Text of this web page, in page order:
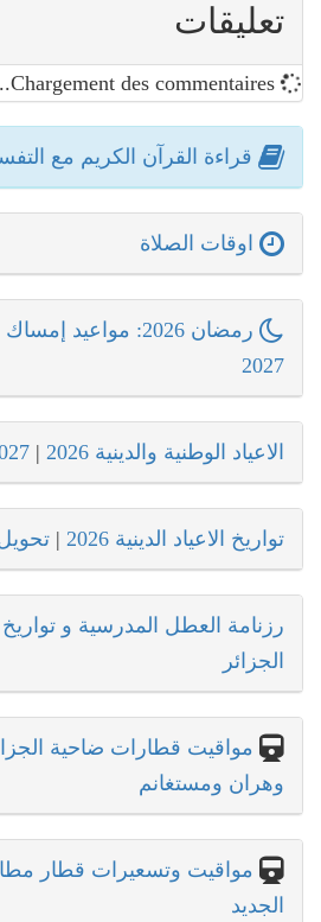
تعليقات
قراءة القرآن الكريم مع
اوقات الصلاة
رمضان 2026: مواعيد إمساك وإفطار
2027
الاعياد الوطنية والدينية 2026 |
تواريخ الاعياد الدينية 2026 |
رزنامة العطل المدرسية و
الجزائر
مواقيت قطارات ضاحية
وهران ومستغانم
مواقيت وتسعيرات قطار
الجديد